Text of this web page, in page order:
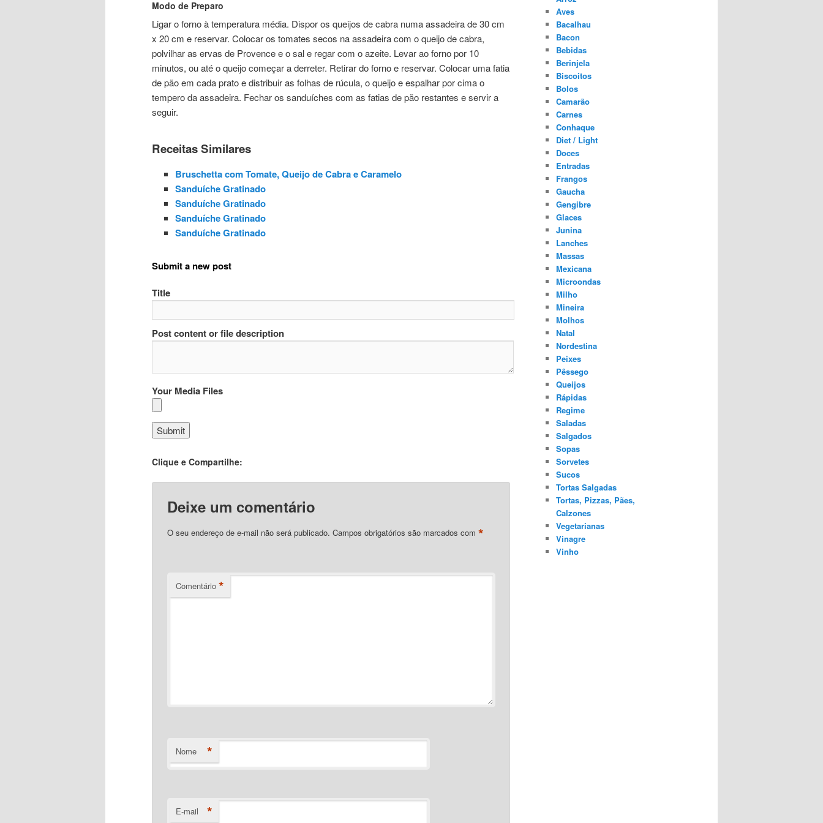
Modo de Preparo
Ligar o forno à temperatura média. Dispor os queijos de cabra numa assadeira de 30 cm
x 20 cm e reservar. Colocar os tomates secos na assadeira com o queijo de cabra,
polvilhar as ervas de Provence e o sal e regar com o azeite. Levar ao forno por 10
minutos, ou até o queijo começar a derreter. Retirar do forno e reservar. Colocar uma fatia
de pão em cada prato e distribuir as folhas de rúcula, o queijo e espalhar por cima o
tempero da assadeira. Fechar os sanduíches com as fatias de pão restantes e servir a
seguir.
Receitas Similares
Bruschetta com Tomate, Queijo de Cabra e Caramelo
Sanduíche Gratinado
Sanduíche Gratinado
Sanduíche Gratinado
Sanduíche Gratinado
Submit a new post
Title
Post content or file description
Your Media Files
Clique e Compartilhe:
Deixe um comentário
O seu endereço de e-mail não será publicado. Campos obrigatórios são marcados com*
Comentário *
Nome *
E-mail *
Aves
Bacalhau
Bacon
Bebidas
Berinjela
Biscoitos
Bolos
Camarão
Carnes
Conhaque
Diet / Light
Doces
Entradas
Frangos
Gaucha
Gengibre
Glaces
Junina
Lanches
Massas
Mexicana
Microondas
Milho
Mineira
Molhos
Natal
Nordestina
Peixes
Pêssego
Queijos
Rápidas
Regime
Saladas
Salgados
Sopas
Sorvetes
Sucos
Tortas Salgadas
Tortas, Pizzas, Pães,
Calzones
Vegetarianas
Vinagre
Vinho